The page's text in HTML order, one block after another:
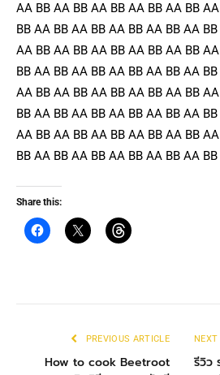
AA BB AA BB AA BB AA BB AA BB
BB AA BB AA BB AA BB AA BB AA
AA BB AA BB AA BB AA BB AA BB
BB AA BB AA BB AA BB AA BB AA
AA BB AA BB AA BB AA BB AA BB
BB AA BB AA BB AA BB AA BB AA
AA BB AA BB AA BB AA BB AA BB
BB AA BB AA BB AA BB AA BB AA
Share this:
PREVIOUS ARTICLE
How to cook Beetroot
รีวิว